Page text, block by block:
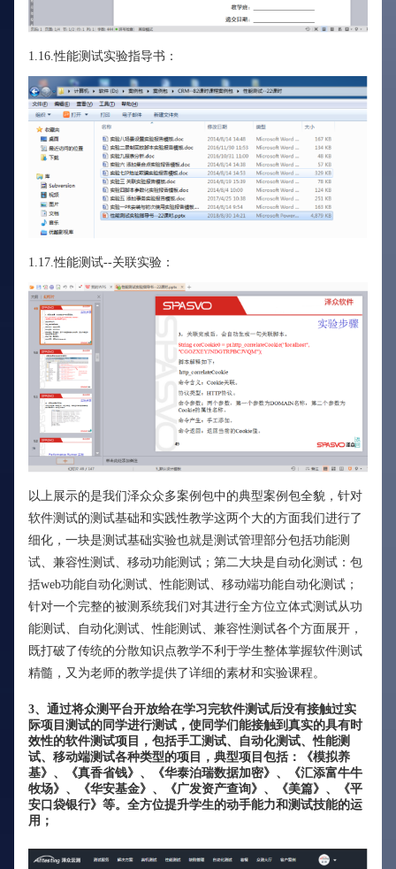
1.16.性能测试实验指导书：
1.17.性能测试--关联实验：
以上展示的是我们泽众众多案例包中的典型案例包全貌，针对
软件测试的测试基础和实践性教学这两个大的方面我们进行了
细化，一块是测试基础实验也就是测试管理部分包括功能测
试、兼容性测试、移动功能测试；第二大块是自动化测试：包
括web功能自动化测试、性能测试、移动端功能自动化测试；
针对一个完整的被测系统我们对其进行全方位立体式测试从功
能测试、自动化测试、性能测试、兼容性测试各个方面展开，
既打破了传统的分散知识点教学不利于学生整体掌握软件测试
精髓，又为老师的教学提供了详细的素材和实验课程。
3、通过将众测平台开放给在学习完软件测试后没有接触过实
际项目测试的同学进行测试，使同学们能接触到真实的具有时
效性的软件测试项目，包括手工测试、自动化测试、性能测
试、移动端测试各种类型的项目，典型项目包括：《模拟养
基》、《真香省钱》、《华泰泊瑞数据加密》、《汇添富牛牛
牧场》、《华安基金》、《广发资产查询》、《美篇》、《平
安口袋银行》等。全方位提升学生的动手能力和测试技能的运
用；